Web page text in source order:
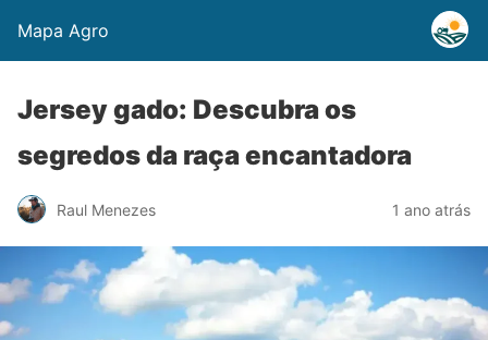
Mapa Agro
Jersey gado: Descubra os
segredos da raça encantadora
Raul Menezes 1 ano atrás